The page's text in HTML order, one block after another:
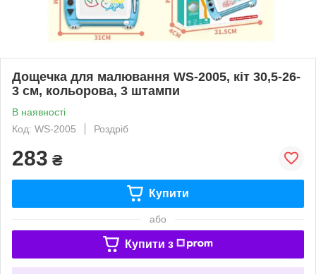
Дощечка для малювання WS-2005, кіт 30,5-26-
3 см, кольорова, 3 штампи
В наявності
Код: WS-2005
Роздріб
283 ₴
Купити
або
Купити з